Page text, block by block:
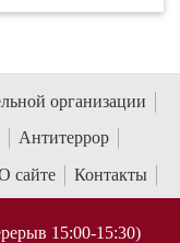
организации
Антитеррор
сайте Контакты
15:00-15:30)